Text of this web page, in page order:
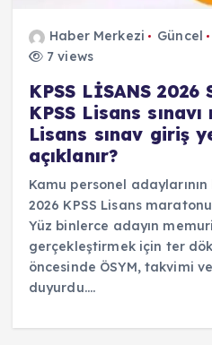
Haber Merkezi Güncel
7 views
KPSS LİSANS
KPSS Lisans
Lisans sınav giriş
açıklanır?
Kamu personel
2026 KPSS Lisans
Yüz binlerce adayın
gerçekleştirmek için ter
öncesinde ÖSYM, takvimi
duyurdu.…